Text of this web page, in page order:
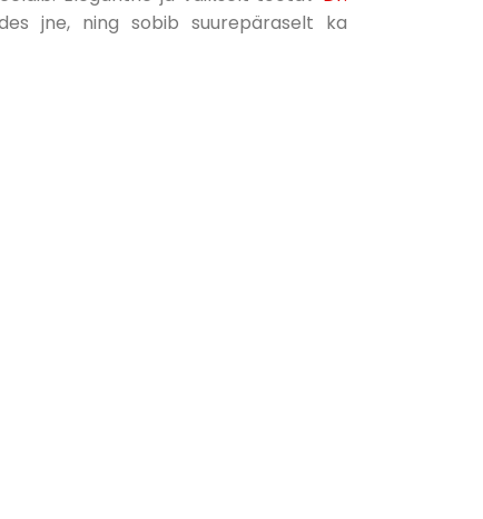
jne, ning sobib suurepäraselt ka